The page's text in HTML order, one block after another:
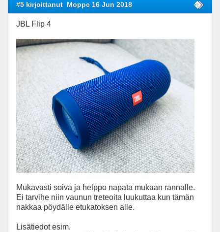
#5 kirjoittanut Moppc 16 Jun 2018
JBL Flip 4
Mukavasti soiva ja helppo napata mukaan rannalle.
Ei tarvihe niin vaunun treteoita luukuttaa kun tämän
nakkaa pöydälle etukatoksen alle.
Lisätiedot esim.